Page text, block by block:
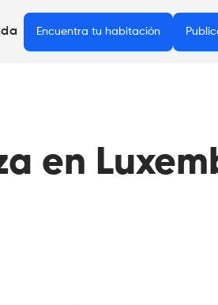
Encuentra tu habitación
en